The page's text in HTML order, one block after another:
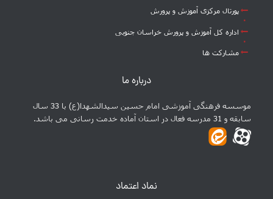
پورتال مرکزی آموزش و پرورش
اداره کل آموزش و پرورش خراسان جنوبی
مشارکت ها
درباره ما
موسسه فرهنگی آموزشی امام حسین سیدالشهدا(ع) با 33 سال
سابقه و 31 مدرسه فعال در استان آماده خدمت رسانی می باشد.
نماد اعتماد